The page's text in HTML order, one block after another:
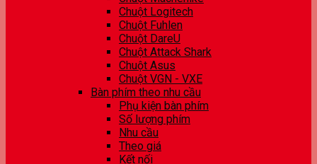
Chuột Logitech
Chuột Fuhlen
Chuột DareU
Chuột Attack Shark
Chuột Asus
Chuột VGN - VXE
Bàn phím theo nhu cầu
Phụ kiện bàn phím
Số lượng phím
Nhu cầu
Theo giá
Kết nối